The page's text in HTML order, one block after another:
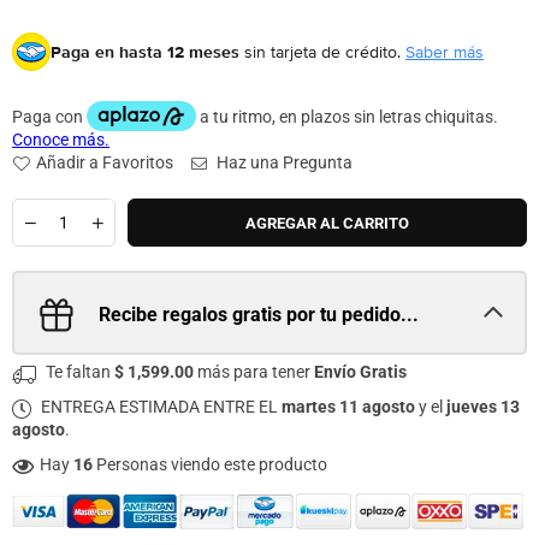
Paga en hasta 12 meses sin tarjeta de crédito. Saber más
Añadir a Favoritos Haz una Pregunta
Cantidad
AGREGAR AL CARRITO
Recibe regalos gratis por tu pedido...
Te faltan $ 1,599.00 más para tener Envío Gratis
ENTREGA ESTIMADA ENTRE EL martes 11 agostoy el jueves 13
agosto.
Hay 16 Personas viendo este producto